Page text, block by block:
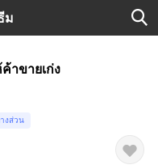
ม
าขายเก่ง
งส่วน